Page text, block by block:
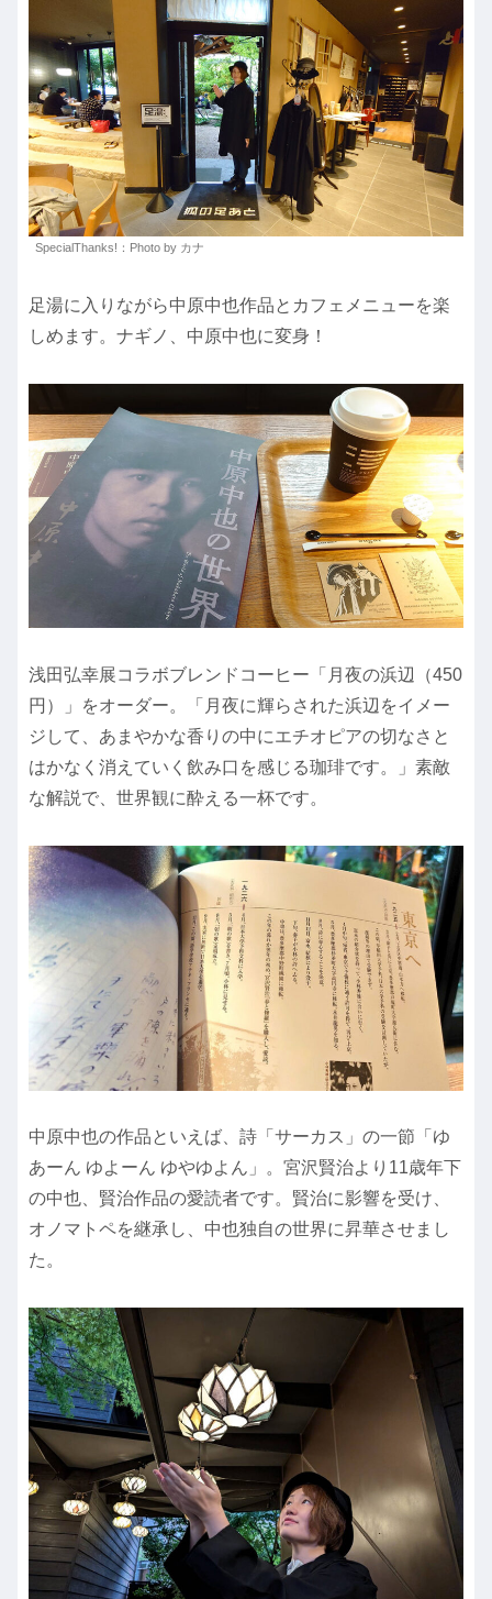
SpecialThanks!：Photo by カナ
足湯に入りながら中原中也作品とカフェメニューを楽
しめます。ナギノ、中原中也に変身！
浅田弘幸展コラボブレンドコーヒー「月夜の浜辺（450
円）」をオーダー。「月夜に輝らされた浜辺をイメー
ジして、あまやかな香りの中にエチオピアの切なさと
はかなく消えていく飲み口を感じる珈琲です。」素敵
な解説で、世界観に酔える一杯です。
中原中也の作品といえば、詩「サーカス」の一節「ゆ
あーん ゆよーん ゆやゆよん」。宮沢賢治より11歳年下
の中也、賢治作品の愛読者です。賢治に影響を受け、
オノマトペを継承し、中也独自の世界に昇華させまし
た。